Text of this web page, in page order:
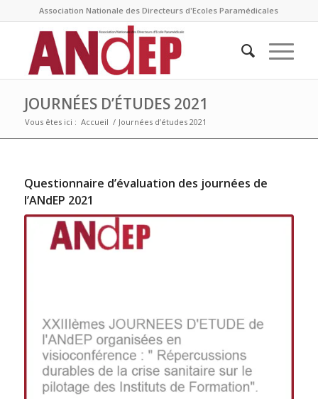
Association Nationale des Directeurs d'Ecoles Paramédicales
JOURNÉES D’ÉTUDES 2021
Vous êtes ici : Accueil / Journées d’études 2021
Questionnaire d’évaluation des journées de
l’ANdEP 2021